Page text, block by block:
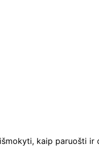
kaip paruošti